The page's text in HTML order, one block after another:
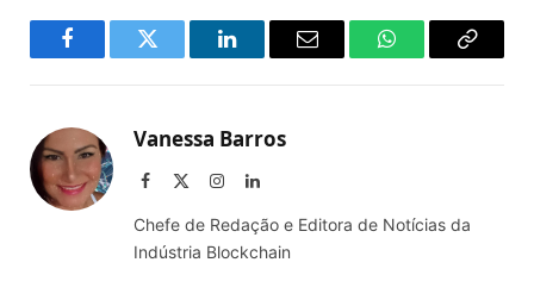
FacebookTwitter LinkedInEmail WhatsAppCopy
Vanessa Barros
Facebook InstagramLinkedIn
Chefe de Redação e Editora de Notícias da
Indústria Blockchain